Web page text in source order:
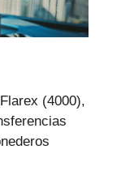
(4000),